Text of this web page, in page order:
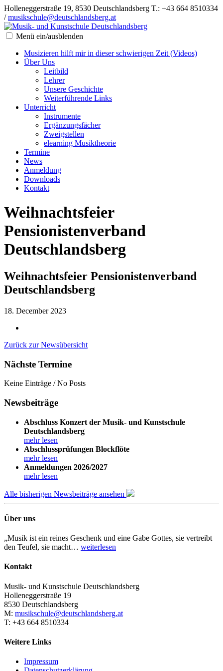
Holleneggerstraße 19, 8530 Deutschlandsberg T.: +43 664 8510334
/musikschule@deutschlandsberg.at
Menü ein/ausblenden
Musizieren hilft mir in dieser schwierigen Zeit (Videos)
Über Uns
Leitbild
Lehrer
Unsere Geschichte
Weiterführende Links
Unterricht
Instrumente
Ergänzungsfächer
Zweigstellen
elearning Musiktheorie
Termine
News
Anmeldung
Downloads
Kontakt
Weihnachtsfeier
Pensionistenverband
Deutschlandsberg
Weihnachtsfeier Pensionistenverband
Deutschlandsberg
18. December 2023
Zurück zur Newsübersicht
Nächste Termine
Keine Einträge / No Posts
Newsbeiträge
Abschluss Konzert der Musik- und Kunstschule
Deutschlandsberg
mehr lesen
Abschlussprüfungen Blockflöte
mehr lesen
Anmeldungen 2026/2027
mehr lesen
Alle bisherigen Newsbeiträge ansehen
Über uns
„Musik ist ein reines Geschenk und eine Gabe Gottes, sie vertreibt
den Teufel, sie macht… weiterlesen
Kontakt
Musik- und Kunstschule Deutschlandsberg
Holleneggerstraße 19
8530 Deutschlandsberg
M: musikschule@deutschlandsberg.at
T: +43 664 8510334
Weitere Links
Impressum